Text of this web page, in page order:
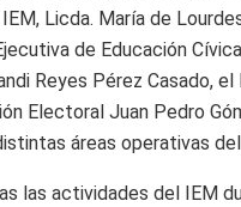
Licda. María de
de Educación
Reyes Pérez Casado,
Electoral Juan Pedro
áreas operativas
las actividades del IEM